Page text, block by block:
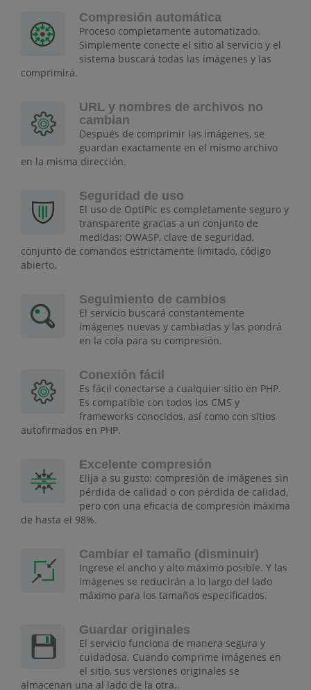
Compresión automática
Proceso completamente automatizado.
Simplemente conecte el sitio al servicio y el
sistema buscará todas las imágenes y las
comprimirá.
URL y nombres de archivos no
cambian
Después de comprimir las imágenes, se
guardan exactamente en el mismo archivo
en la misma dirección.
Seguridad de uso
El uso de OptiPic es completamente seguro y
transparente gracias a un conjunto de
medidas: OWASP, clave de seguridad,
conjunto de comandos estrictamente limitado, código
abierto.
Seguimiento de cambios
El servicio buscará constantemente
imágenes nuevas y cambiadas y las pondrá
en la cola para su compresión.
Conexión fácil
Es fácil conectarse a cualquier sitio en PHP.
Es compatible con todos los CMS y
frameworks conocidos, así como con sitios
autofirmados en PHP.
Excelente compresión
Elija a su gusto: compresión de imágenes sin
pérdida de calidad o con pérdida de calidad,
pero con una eficacia de compresión máxima
de hasta el 98%.
Cambiar el tamaño (disminuir)
Ingrese el ancho y alto máximo posible. Y las
imágenes se reducirán a lo largo del lado
máximo para los tamaños especificados.
Guardar originales
El servicio funciona de manera segura y
cuidadosa. Cuando comprime imágenes en
el sitio, sus versiones originales se
almacenan una al lado de la otra..